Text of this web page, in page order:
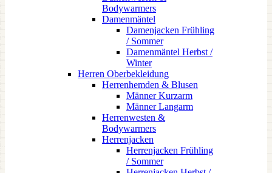
Bodywarmers
Damenmäntel
Damenjacken Frühling
/ Sommer
Damenmäntel Herbst /
Winter
Herren Oberbekleidung
Herrenhemden & Blusen
Männer Kurzarm
Männer Langarm
Herrenwesten &
Bodywarmers
Herrenjacken
Herrenjacken Frühling
/ Sommer